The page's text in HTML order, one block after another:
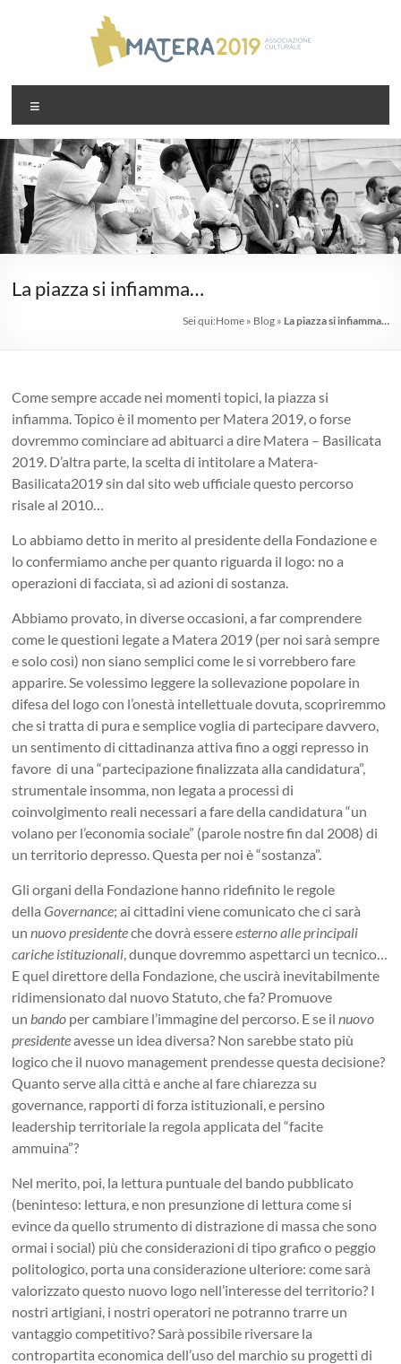
Associazione
Matera2019
La piazza si infiamma…
Sei qui:Home» Blog» La piazza si infiamma…
Come sempre accade nei momenti topici, la piazza si
infiamma. Topico è il momento per Matera 2019, o forse
dovremmo cominciare ad abituarci a dire Matera – Basilicata
2019. D’altra parte, la scelta di intitolare a Matera-
Basilicata2019 sin dal sito web ufficiale questo percorso
risale al 2010…
Lo abbiamo detto in merito al presidente della Fondazione e
lo confermiamo anche per quanto riguarda il logo: no a
operazioni di facciata, sì ad azioni di sostanza.
Abbiamo provato, in diverse occasioni, a far comprendere
come le questioni legate a Matera 2019 (per noi sarà sempre
e solo così) non siano semplici come le si vorrebbero fare
apparire. Se volessimo leggere la sollevazione popolare in
difesa del logo con l’onestà intellettuale dovuta, scopriremmo
che si tratta di pura e semplice voglia di partecipare davvero,
un sentimento di cittadinanza attiva fino a oggi represso in
favore di una “partecipazione finalizzata alla candidatura”,
strumentale insomma, non legata a processi di
coinvolgimento reali necessari a fare della candidatura “un
volano per l’economia sociale” (parole nostre fin dal 2008) di
un territorio depresso. Questa per noi è “sostanza”.
Gli organi della Fondazione hanno ridefinito le regole
dellaGovernance; ai cittadini viene comunicato che ci sarà
unnuovo presidenteche dovrà essereesterno alleprincipali
cariche istituzionali, dunque dovremmo aspettarci un tecnico…
E quel direttore della Fondazione, che uscirà inevitabilmente
ridimensionato dal nuovo Statuto, che fa? Promuove
unbando per cambiare l’immagine del percorso. E se ilnuovo
presidenteavesse un idea diversa? Non sarebbe stato più
logico che il nuovo management prendesse questa decisione?
Quanto serve alla città e anche al fare chiarezza su
governance, rapporti di forza istituzionali, e persino
leadership territoriale la regola applicata del “facite
ammuina”?
Nel merito, poi, la lettura puntuale del bando pubblicato
(beninteso: lettura, e non presunzione di lettura come si
evince da quello strumento di distrazione di massa che sono
ormai i social) più che considerazioni di tipo grafico o peggio
politologico, porta una considerazione ulteriore: come sarà
valorizzato questo nuovo logo nell’interesse del territorio? I
nostri artigiani, i nostri operatori ne potranno trarre un
vantaggio competitivo? Sarà possibile riversare la
contropartita economica dell’uso del marchio su progetti di